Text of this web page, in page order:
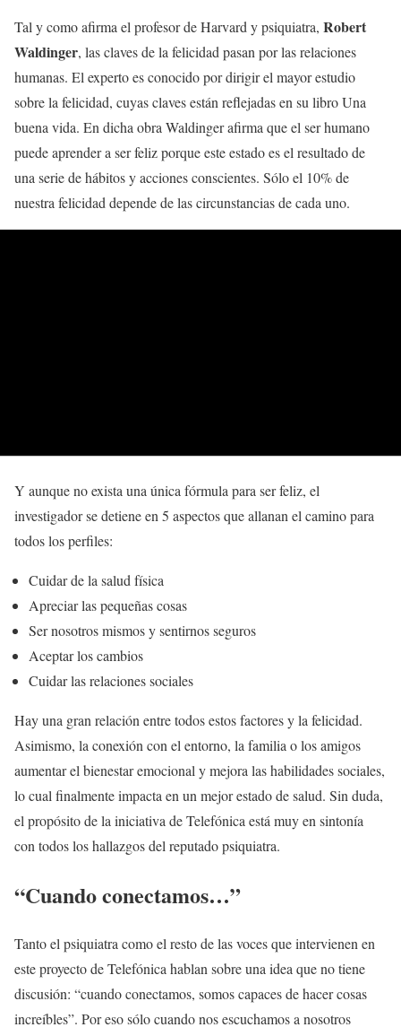
Tal y como afirma el profesor de Harvard y psiquiatra, Robert
Waldinger, las claves de la felicidad pasan por las relaciones
humanas. El experto es conocido por dirigir el mayor estudio
sobre la felicidad, cuyas claves están reflejadas en su libro Una
buena vida. En dicha obra Waldinger afirma que el ser humano
puede aprender a ser feliz porque este estado es el resultado de
una serie de hábitos y acciones conscientes. Sólo el 10% de
nuestra felicidad depende de las circunstancias de cada uno.
Y aunque no exista una única fórmula para ser feliz, el
investigador se detiene en 5 aspectos que allanan el camino para
todos los perfiles:
Cuidar de la salud física
Apreciar las pequeñas cosas
Ser nosotros mismos y sentirnos seguros
Aceptar los cambios
Cuidar las relaciones sociales
Hay una gran relación entre todos estos factores y la felicidad.
Asimismo, la conexión con el entorno, la familia o los amigos
aumentar el bienestar emocional y mejora las habilidades sociales,
lo cual finalmente impacta en un mejor estado de salud. Sin duda,
el propósito de la iniciativa de Telefónica está muy en sintonía
con todos los hallazgos del reputado psiquiatra.
“Cuando conectamos…”
Tanto el psiquiatra como el resto de las voces que intervienen en
este proyecto de Telefónica hablan sobre una idea que no tiene
discusión: “cuando conectamos, somos capaces de hacer cosas
increíbles”. Por eso sólo cuando nos escuchamos a nosotros